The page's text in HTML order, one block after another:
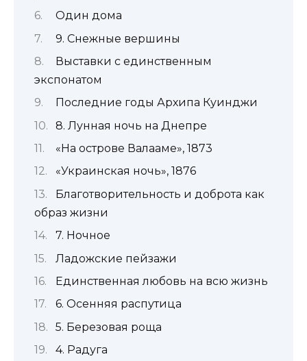
Один дома
9. Снежные вершины
Выставки с единственным
экспонатом
Последние годы Архипа Куинджи
8. Лунная ночь на Днепре
«На острове Валааме», 1873
«Украинская ночь», 1876
Благотворительность и доброта как
образ жизни
7. Ночное
Ладожские пейзажи
Единственная любовь на всю жизнь
6. Осенняя распутица
5. Березовая роща
4. Радуга